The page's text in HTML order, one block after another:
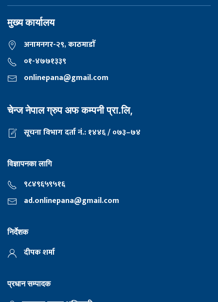
मुख्य कार्यालय
अनामनगर-२९, काठमाडाैँ
०१-४७७१३३९
onlinepana@gmail.com
चेन्ज नेपाल ग्रुप अफ कम्पनी प्रा.लि,
सूचना विभाग दर्ता नं.: १४४६ / ०७३–७४
विज्ञापनका लागि
९८४९६५९५१६
ad.onlinepana@gmail.com
निर्देशक
दीपक शर्मा
प्रधान सम्पादक